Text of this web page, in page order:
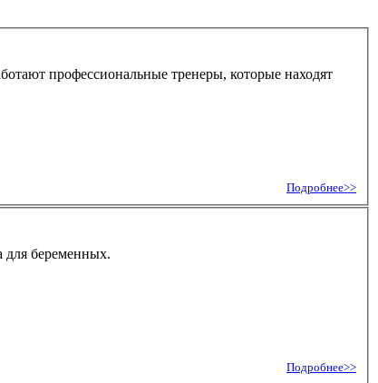
профессиональные тренеры, которые находят
Подробнее>>
для беременных.
Подробнее>>